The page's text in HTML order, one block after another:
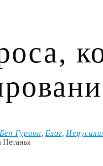
Гурион Блог